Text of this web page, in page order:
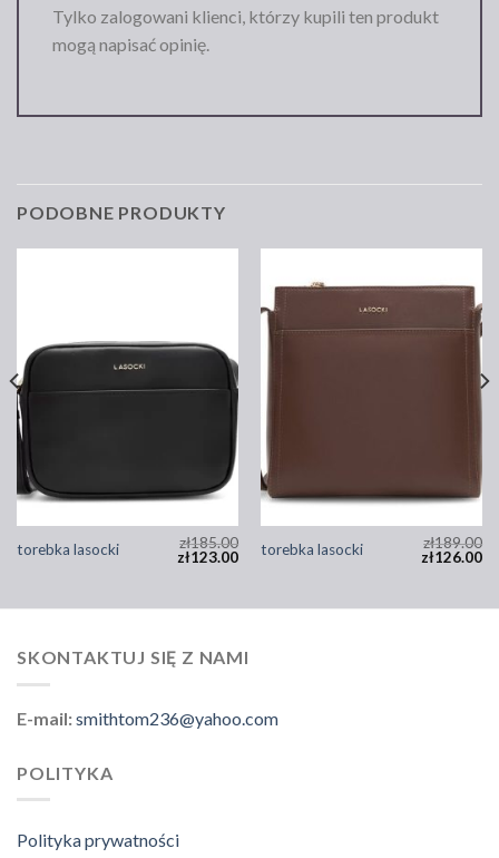
Tylko zalogowani klienci, którzy kupili ten produkt
mogą napisać opinię.
PODOBNE PRODUKTY
torebka lasocki zł185.00
zł123.00 torebka lasocki zł189.00
zł126.00
SKONTAKTUJ SIĘ Z NAMI
E-mail:smithtom236@yahoo.com
POLITYKA
Polityka prywatności